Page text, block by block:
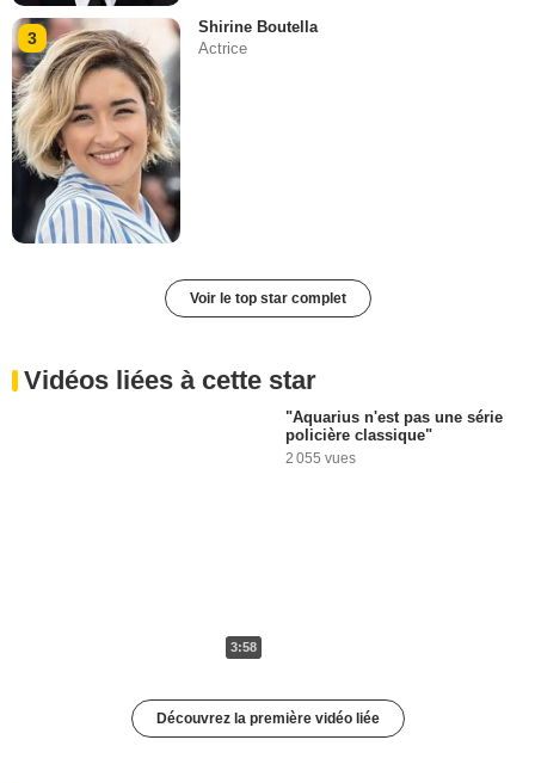
3
Shirine Boutella
Actrice
Voir le top star complet
Vidéos liées à cette star
3:58
"Aquarius n'est pas une série
policière classique"
2 055 vues
Découvrez la première vidéo liée